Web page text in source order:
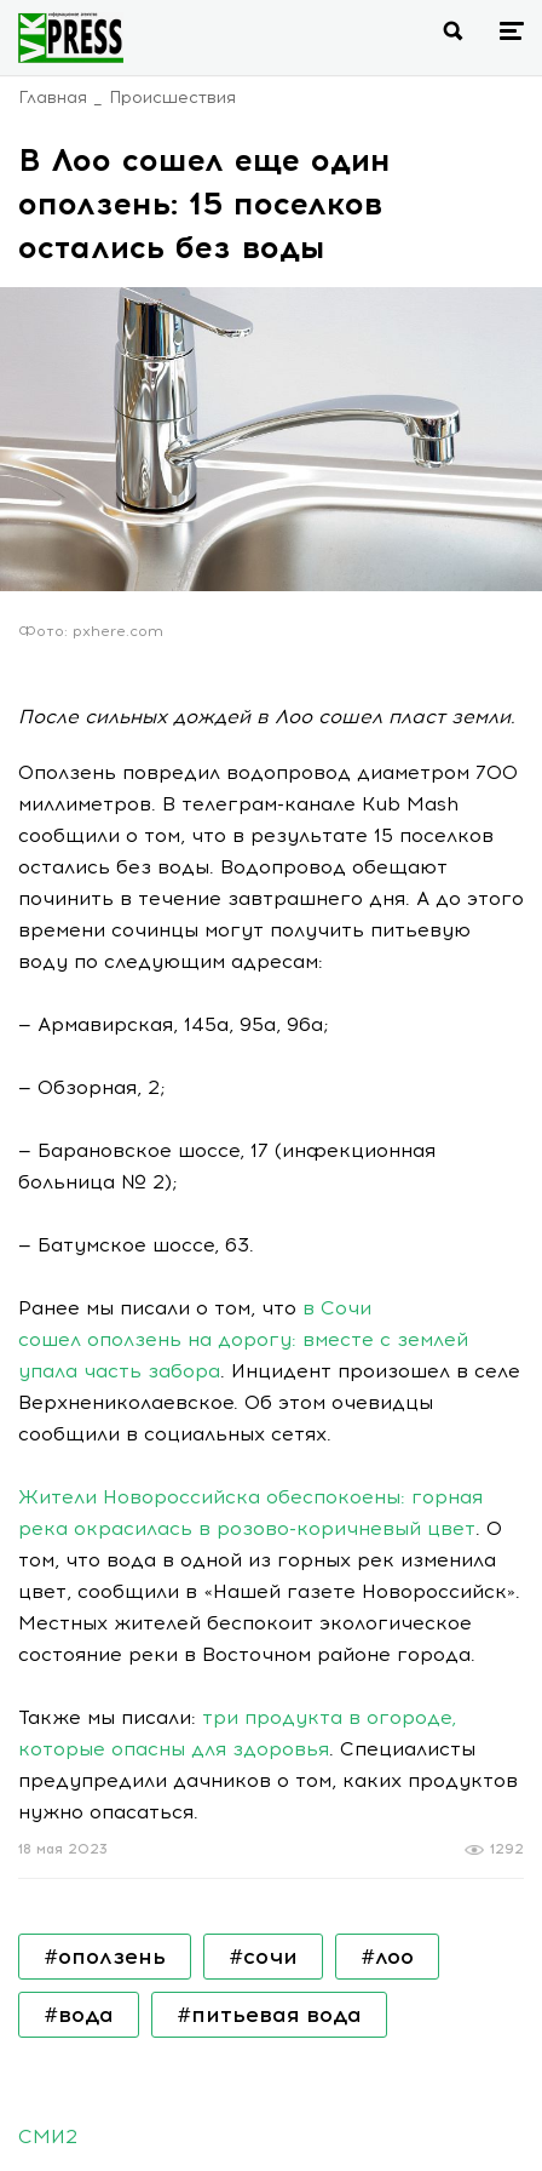
Главная Происшествия
В Лоо сошел еще один
оползень: 15 поселков
остались без воды
Фото: pxhere.com
После сильных дождей в Лоо сошел пласт земли.
Оползень повредил водопровод диаметром 700
миллиметров. В телеграм-канале Kub Mash
сообщили о том, что в результате 15 поселков
остались без воды. Водопровод обещают
починить в течение завтрашнего дня. А до этого
времени сочинцы могут получить питьевую
воду по следующим адресам:
— Армавирская, 145а, 95а, 96а;
— Обзорная, 2;
— Барановское шоссе, 17 (инфекционная
больница № 2);
— Батумское шоссе, 63.
Ранее мы писали о том, что в Сочи
сошел оползень на дорогу: вместе с землей
упала часть забора. Инцидент произошел в селе
Верхнениколаевское. Об этом очевидцы
сообщили в социальных сетях.
Жители Новороссийска обеспокоены: горная
река окрасилась в розово-коричневый цвет. О
том, что вода в одной из горных рек изменила
цвет, сообщили в «Нашей газете Новороссийск».
Местных жителей беспокоит экологическое
состояние реки в Восточном районе города.
Также мы писали: три продукта в огороде,
которые опасны для здоровья. Специалисты
предупредили дачников о том, каких продуктов
нужно опасаться.
1292
18 мая 2023
#оползень #сочи #лоо
#вода #питьевая вода
СМИ2